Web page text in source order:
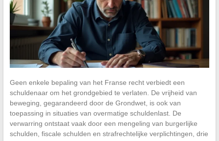
Geen enkele bepaling van het Franse recht verbiedt een
schuldenaar om het grondgebied te verlaten. De vrijheid van
beweging, gegarandeerd door de Grondwet, is ook van
toepassing in situaties van overmatige schuldenlast. De
verwarring ontstaat vaak door een mengeling van burgerlijke
schulden, fiscale schulden en strafrechtelijke verplichtingen, drie